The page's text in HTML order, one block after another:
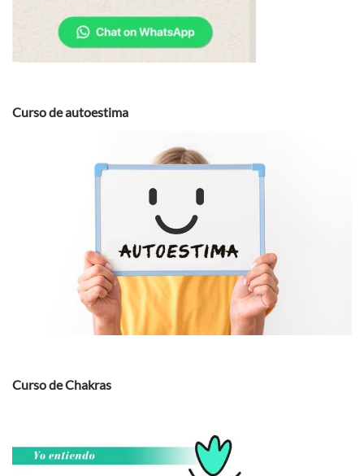
Curso de autoestima
Curso de Chakras